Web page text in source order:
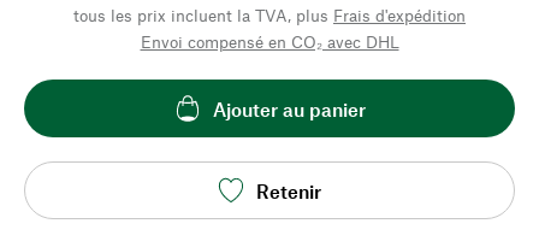
tous les prix incluent la TVA, plus Frais d'expédition
Envoi compensé en CO₂ avec DHL
Ajouter au panier
Retenir